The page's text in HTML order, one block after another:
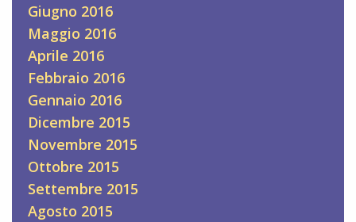
Giugno 2016
Maggio 2016
Aprile 2016
Febbraio 2016
Gennaio 2016
Dicembre 2015
Novembre 2015
Ottobre 2015
Settembre 2015
Agosto 2015